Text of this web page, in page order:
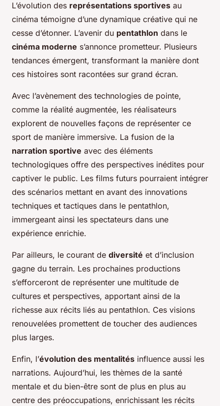
L’évolution des représentations sportives au
cinéma témoigne d’une dynamique créative qui ne
cesse d’étonner. L’avenir du pentathlon dans le
cinéma moderne s’annonce prometteur. Plusieurs
tendances émergent, transformant la manière dont
ces histoires sont racontées sur grand écran.
Avec l’avènement des technologies de pointe,
comme la réalité augmentée, les réalisateurs
explorent de nouvelles façons de représenter ce
sport de manière immersive. La fusion de la
narration sportive avec des éléments
technologiques offre des perspectives inédites pour
captiver le public. Les films futurs pourraient intégrer
des scénarios mettant en avant des innovations
techniques et tactiques dans le pentathlon,
immergeant ainsi les spectateurs dans une
expérience enrichie.
Par ailleurs, le courant de diversité et d’inclusion
gagne du terrain. Les prochaines productions
s’efforceront de représenter une multitude de
cultures et perspectives, apportant ainsi de la
richesse aux récits liés au pentathlon. Ces visions
renouvelées promettent de toucher des audiences
plus larges.
Enfin, l’évolution des mentalités influence aussi les
narrations. Aujourd’hui, les thèmes de la santé
mentale et du bien-être sont de plus en plus au
centre des préoccupations, enrichissant les récits